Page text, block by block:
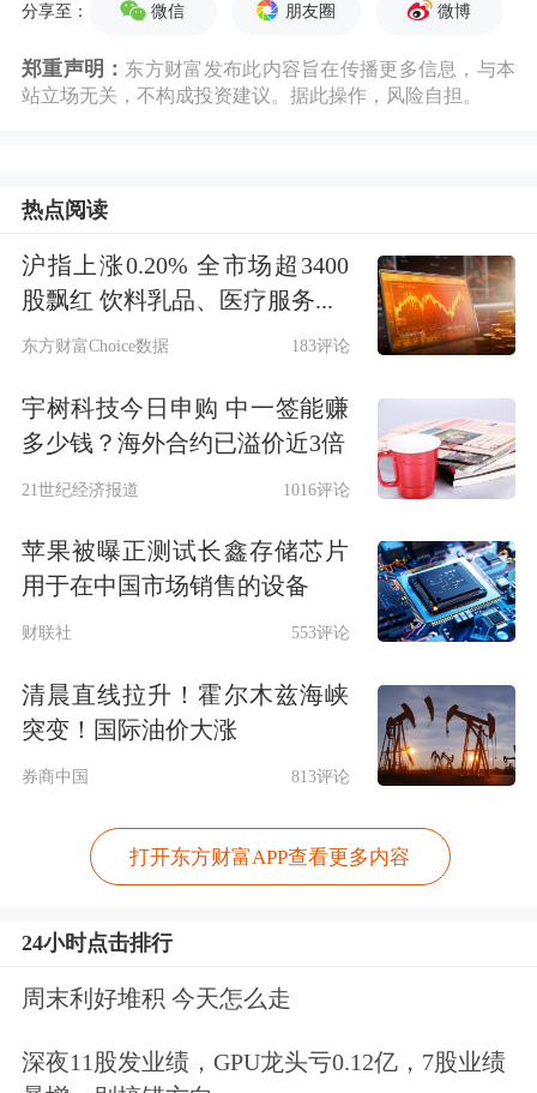
汽、徐工汽车
、一汽解放等企业销量位
居前列。
从2021年的不足1%攀升至2025年的近
卡市场中的占比持续攀升。其中，5月
国内新能源重卡在重卡市场终端销量的
占比达到40.88%，较去年同期提升17个
百分点。
内重卡内销增量中，新能源重卡贡献了
88%的增长份额，成为拉动重卡市场内
“这一轮增长是政策、成本、需求多重
因素共同作用的结果，市场化内生增长
动力持续增强。”中国汽车流通协会乘
联分会秘书长崔东树在接受上海证券报
记者采访时表示，补贴支持是新能源重
多地出台推广应用配套举措
分享至： 微信 朋友圈 微博
郑重声明： 东方财富发布此内容旨在传播更多信息，与本
站立场无关，不构成投资建议。据此操作，风险自担。
热点阅读
沪指上涨0.20% 全市场超3400
股飘红 饮料乳品、医疗服务...
东方财富Choice数据 183评论
宇树科技今日申购 中一签能赚
多少钱？海外合约已溢价近3倍
21世纪经济报道 1016评论
苹果被曝正测试长鑫存储芯片
用于在中国市场销售的设备
财联社 553评论
清晨直线拉升！霍尔木兹海峡
突变！国际油价大涨
券商中国 813评论
打开东方财富APP查看更多内容
24小时点击排行
周末利好堆积 今天怎么走
深夜11股发业绩，GPU龙头亏0.12亿，7股业绩